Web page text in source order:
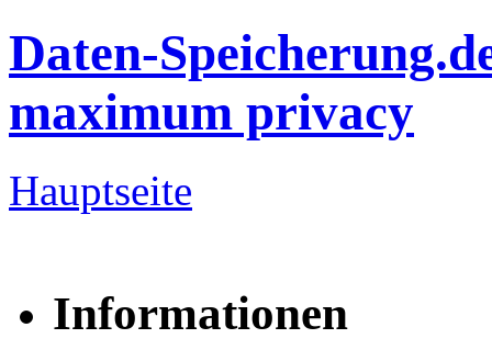
Daten-
maximum privacy
Hauptseite
Informationen